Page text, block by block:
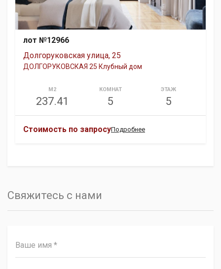
лот №12966
Долгоруковская улица, 25
ДОЛГОРУКОВСКАЯ 25 Клубный дом
М2
237.41
КОМНАТ
5
ЭТАЖ
5
Стоимость по запросуПодробнее
Свяжитесь с нами